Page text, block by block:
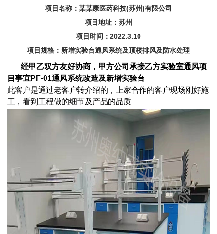
项目名称：某某康医药科技(苏州)有限公司
项目地址：苏州
项目时间：2022.3.10
项目规格：新增实验台通风系统及顶楼排风及防水处理
经甲乙双方友好协商，甲方公司承接乙方实验室通风项
目事宜PF-01通风系统改造及新增实验台
此客户是通过老客户转介绍的，上家合作的客户现场刚好施
工，看到工程做的细节及产品的品质